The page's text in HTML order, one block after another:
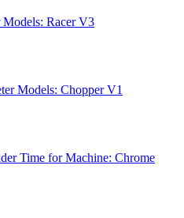
Models: Racer V3
Models: Chopper V1
Time for Machine: Chrome